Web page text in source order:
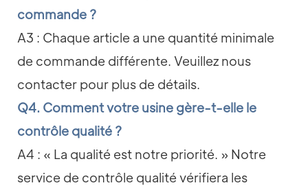
commande ?
A3 : Chaque article a une quantité minimale
de commande différente. Veuillez nous
contacter pour plus de détails.
Q4. Comment votre usine gère-t-elle le
contrôle qualité ?
A4 : « La qualité est notre priorité. » Notre
service de contrôle qualité vérifiera les